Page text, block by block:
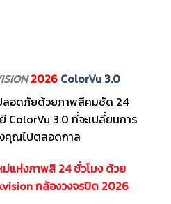
2026 ColorVu 3.0
ลอดภัยด้วยภาพสีคมชัด 24
ColorVu 3.0 ที่จะเปลี่ยนการ
งคุณไปตลอดกาล
ม่แห่งภาพสี 24 ชั่วโมง ด้วย
กล้องวงจรปิด 2026